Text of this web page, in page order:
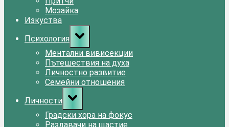
Мозайка
Изкуства
Психология
Toggle
sub-
menu
Ментални вивисекции
Пътешествия на духа
Личностно развитие
Семейни отношения
Личности
Toggle
sub-
menu
Градски хора на фокус
Раздавачи на щастие